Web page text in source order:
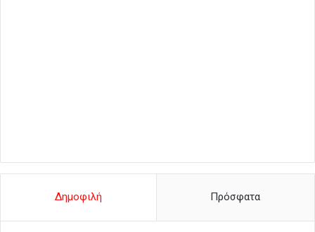
Δημοφιλή Πρόσφατα